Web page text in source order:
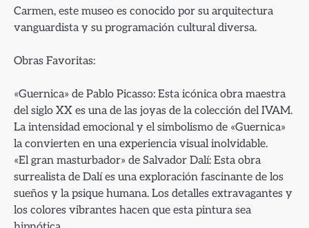
Carmen, este museo es conocido por su arquitectura
vanguardista y su programación cultural diversa.
Obras Favoritas:
«Guernica» de Pablo Picasso: Esta icónica obra maestra
del siglo XX es una de las joyas de la colección del IVAM.
La intensidad emocional y el simbolismo de «Guernica»
la convierten en una experiencia visual inolvidable.
«El gran masturbador» de Salvador Dalí: Esta obra
surrealista de Dalí es una exploración fascinante de los
sueños y la psique humana. Los detalles extravagantes y
los colores vibrantes hacen que esta pintura sea